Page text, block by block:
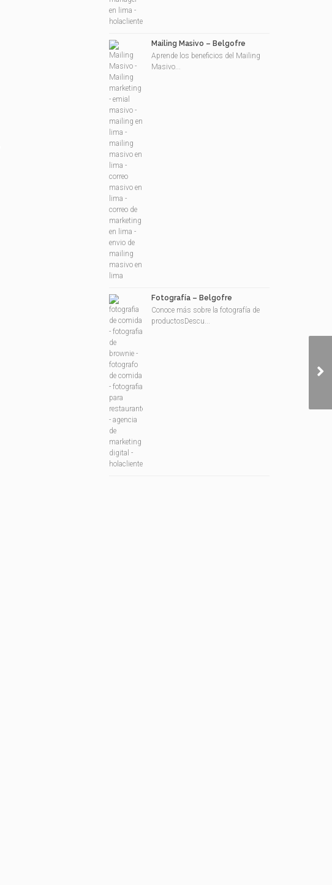
Mailing Masivo – Belgofre
Aprende los beneficios del Mailing
Masivo...
Fotografía – Belgofre
Conoce más sobre la fotografía de
productosDescu...